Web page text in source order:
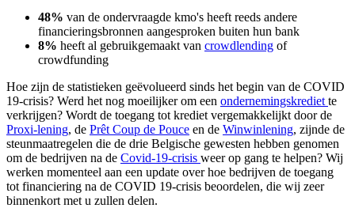
48% van de ondervraagde kmo's heeft reeds andere
financieringsbronnen aangesproken buiten hun bank
8% heeft al gebruikgemaakt van crowdlending of
crowdfunding
Hoe zijn de statistieken geëvolueerd sinds het begin van de COVID
19-crisis? Werd het nog moeilijker om een ondernemingskrediet te
verkrijgen? Wordt de toegang tot krediet vergemakkelijkt door de
Proxi-lening, de Prêt Coup de Pouce en de Winwinlening, zijnde de
steunmaatregelen die de drie Belgische gewesten hebben genomen
om de bedrijven na de Covid-19-crisis weer op gang te helpen? Wij
werken momenteel aan een update over hoe bedrijven de toegang
tot financiering na de COVID 19-crisis beoordelen, die wij zeer
binnenkort met u zullen delen.